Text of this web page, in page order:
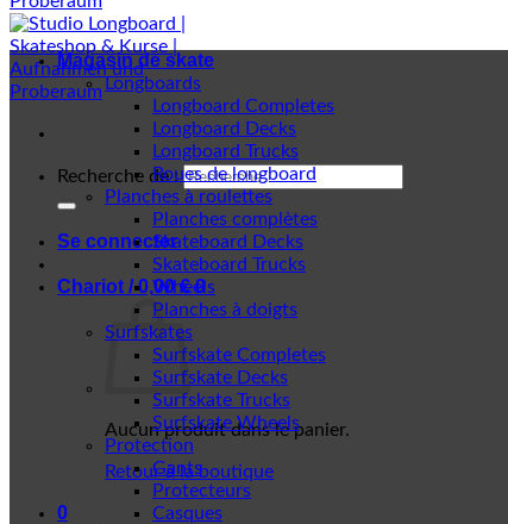
Recherche de :
Se connecter
Chariot /0,00€ 0
Aucun produit dans le panier.
Retour à la boutique
0
Magasin de skate
Longboards
Longboard Completes
Longboard Decks
Longboard Trucks
Roues de longboard
Planches à roulettes
Planches complètes
Skateboard Decks
Skateboard Trucks
Wheels
Planches à doigts
Surfskates
Surfskate Completes
Surfskate Decks
Surfskate Trucks
Surfskate Wheels
Protection
Gants
Protecteurs
Casques